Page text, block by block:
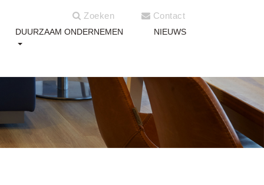
Zoeken Contact
DUURZAAM ONDERNEMEN NIEUWS